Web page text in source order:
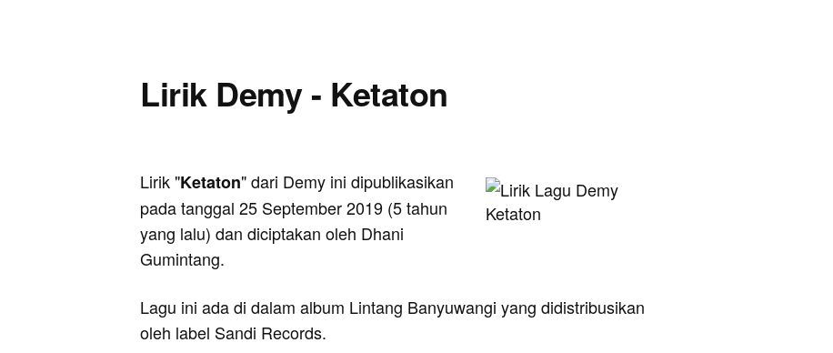
Lirik Demy - Ketaton
Lirik "Ketaton" dari Demy ini dipublikasikan
pada tanggal 25 September 2019 (5 tahun
yang lalu) dan diciptakan oleh Dhani
Gumintang.
Lagu ini ada di dalam album Lintang Banyuwangi yang didistribusikan
oleh label Sandi Records.